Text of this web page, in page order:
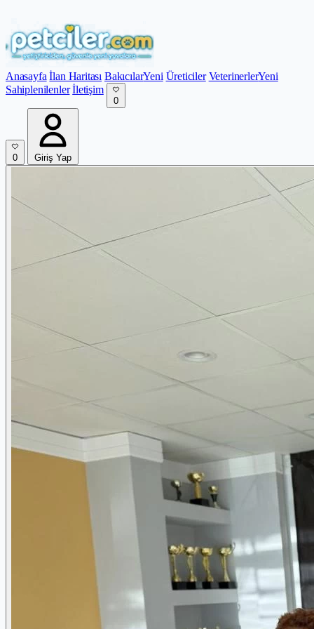
Anasayfa İlan Haritası BakıcılarYeni Üreticiler VeterinerlerYeni
Sahiplenilenler İletişim
0
0 Giriş Yap